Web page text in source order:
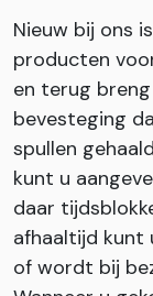
Nieuw bij ons
producten
en terug
bevesteging
spullen
kunt u
daar
afhaaltijd kunt
of wordt bij